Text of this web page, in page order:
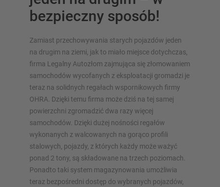
bezpieczny sposób!
Zamiast przechowywania starych pojazdów jeden
na drugim na ziemi, jak to miało miejsce dotychczas,
firma Legalny Autozłom zajmująca się złomowaniem
samochodów wycofanych z eksploatacji gromadzi je
teraz na solidnych regałach wspornikowych firmy
OHRA. Dzięki temu firma może dziś na tej samej
powierzchni zgromadzić dwa razy więcej
samochodów. Dzięki dużej nośności regałów
wykonanych z walcowanych na gorąco profili
stalowych, pojazdy, z których każdy może ważyć
ponad 2 tony, są składowane na trzech poziomach.
Ponadto taki system magazynowania umożliwia
teraz bezpośredni dostęp do wybranych pojazdów,
PRZEGLĄD SYSTEMÓW
MAGAZYNOWYCH
Regały paletowy
Regały Mobilne
Magazynowanie automatyczne
Hala regałowa
Platforma magazynowa
Pionowe systemy regałowe